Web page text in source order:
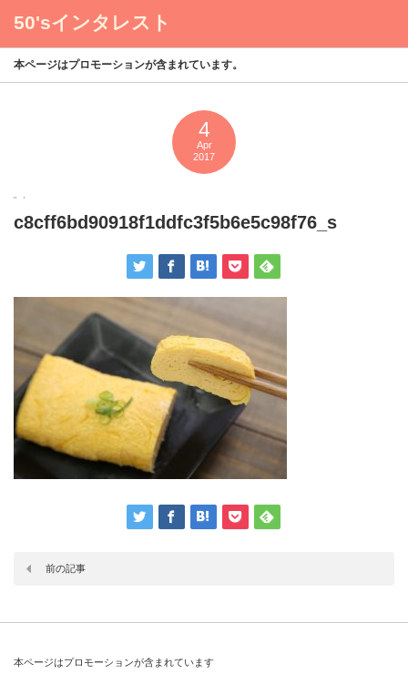
50'sインタレスト
本ページはプロモーションが含まれています。
4
Apr
2017
c8cff6bd90918f1ddfc3f5b6e5c98f76_s
前の記事
本ページはプロモーションが含まれています